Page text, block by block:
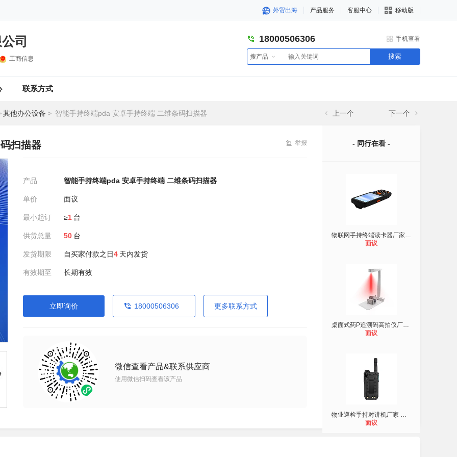
外贸出海 产品服务 客服中心 移动版
司
工商信息
18000506306 手机查看
搜产品 搜索
联系方式
其他办公设备 > 智能手持终端pda 安卓手持终端 二维条码扫描器 上一个 下一个
扫描器 举报
产品 智能手持终端pda 安卓手持终端 二维条码扫描器
单价 面议
最小起订 ≥1 台
供货总量 50 台
发货期限 自买家付款之日4 天内发货
有效期至 长期有效
立即询价 18000506306 更多联系方式
微信查看产品&联系供应商
使用微信扫码查看该产品
- 同行在看 -
物联网手持终端读卡器厂家 安卓PDA数
面议
桌面式药P追溯码高拍仪厂家 多码识别
面议
物业巡检手持对讲机厂家 商场巡逻对
面议